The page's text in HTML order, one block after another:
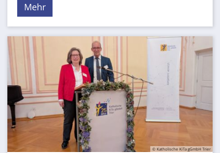
Mehr
© Katholische KiTa gGmbH Trier